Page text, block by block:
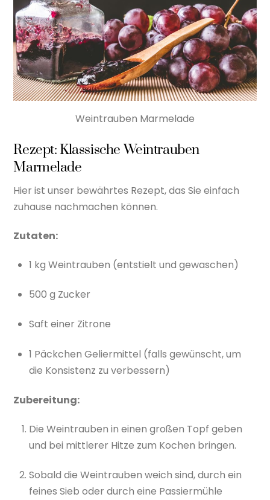
Weintrauben Marmelade
Rezept: Klassische Weintrauben
Marmelade
Hier ist unser bewährtes Rezept, das Sie einfach
zuhause nachmachen können.
Zutaten:
1 kg Weintrauben (entstielt und gewaschen)
500 g Zucker
Saft einer Zitrone
1 Päckchen Geliermittel (falls gewünscht, um
die Konsistenz zu verbessern)
Zubereitung:
Die Weintrauben in einen großen Topf geben
und bei mittlerer Hitze zum Kochen bringen.
Sobald die Weintrauben weich sind, durch ein
feines Sieb oder durch eine Passiermühle